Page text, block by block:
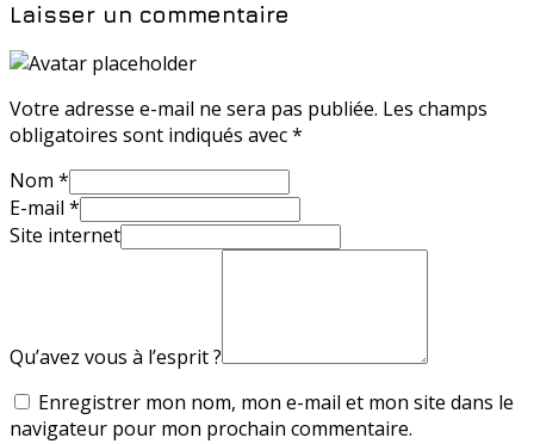
Laisser un commentaire
Votre adresse e-mail ne sera pas publiée. Les champs
obligatoires sont indiqués avec*
Nom *
E-mail *
Site internet
Qu’avez vous à l’esprit ?
Enregistrer mon nom, mon e-mail et mon site dans le
navigateur pour mon prochain commentaire.